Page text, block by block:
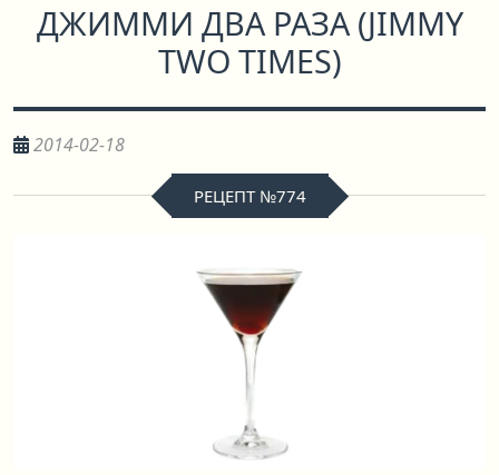
ДЖИММИ ДВА РАЗА(JIMMY
TWO TIMES)
2014-02-18
РЕЦЕПТ №774